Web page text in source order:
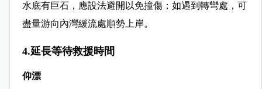
水底有巨石，應設法避開以免撞傷；如遇到轉彎處，可
盡量游向內灣緩流處順勢上岸。
4.延長等待救援時間
仰漂